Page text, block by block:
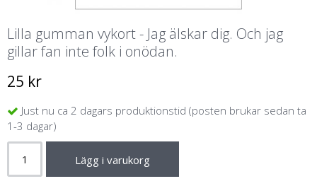
Lilla gumman vykort - Jag älskar dig. Och jag
gillar fan inte folk i onödan.
25 kr
Just nu ca 2 dagars produktionstid (posten brukar sedan ta
1-3 dagar)
Lägg i varukorg